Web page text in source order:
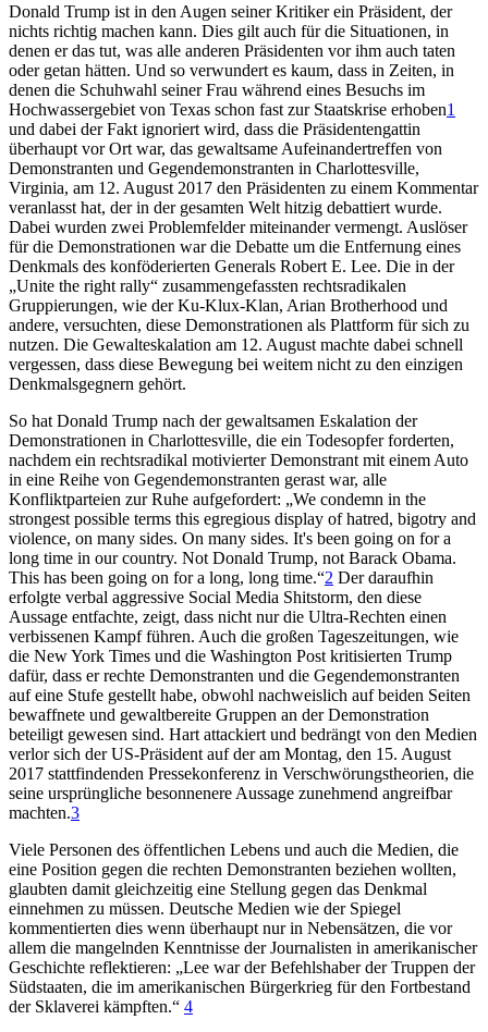
Donald Trump ist in den Augen seiner Kritiker ein Präsident, der
nichts richtig machen kann. Dies gilt auch für die Situationen, in
denen er das tut, was alle anderen Präsidenten vor ihm auch taten
oder getan hätten. Und so verwundert es kaum, dass in Zeiten, in
denen die Schuhwahl seiner Frau während eines Besuchs im
Hochwassergebiet von Texas schon fast zur Staatskrise erhoben1
und dabei der Fakt ignoriert wird, dass die Präsidentengattin
überhaupt vor Ort war, das gewaltsame Aufeinandertreffen von
Demonstranten und Gegendemonstranten in Charlottesville,
Virginia, am 12. August 2017 den Präsidenten zu einem Kommentar
veranlasst hat, der in der gesamten Welt hitzig debattiert wurde.
Dabei wurden zwei Problemfelder miteinander vermengt. Auslöser
für die Demonstrationen war die Debatte um die Entfernung eines
Denkmals des konföderierten Generals Robert E. Lee. Die in der
„Unite the right rally“ zusammengefassten rechtsradikalen
Gruppierungen, wie der Ku-Klux-Klan, Arian Brotherhood und
andere, versuchten, diese Demonstrationen als Plattform für sich zu
nutzen. Die Gewalteskalation am 12. August machte dabei schnell
vergessen, dass diese Bewegung bei weitem nicht zu den einzigen
Denkmalsgegnern gehört.
So hat Donald Trump nach der gewaltsamen Eskalation der
Demonstrationen in Charlottesville, die ein Todesopfer forderten,
nachdem ein rechtsradikal motivierter Demonstrant mit einem Auto
in eine Reihe von Gegendemonstranten gerast war, alle
Konfliktparteien zur Ruhe aufgefordert: „We condemn in the
strongest possible terms this egregious display of hatred, bigotry and
violence, on many sides. On many sides. It's been going on for a
long time in our country. Not Donald Trump, not Barack Obama.
This has been going on for a long, long time.“2 Der daraufhin
erfolgte verbal aggressive Social Media Shitstorm, den diese
Aussage entfachte, zeigt, dass nicht nur die Ultra-Rechten einen
verbissenen Kampf führen. Auch die großen Tageszeitungen, wie
die New York Times und die Washington Post kritisierten Trump
dafür, dass er rechte Demonstranten und die Gegendemonstranten
auf eine Stufe gestellt habe, obwohl nachweislich auf beiden Seiten
bewaffnete und gewaltbereite Gruppen an der Demonstration
beteiligt gewesen sind. Hart attackiert und bedrängt von den Medien
verlor sich der US-Präsident auf der am Montag, den 15. August
2017 stattfindenden Pressekonferenz in Verschwörungstheorien, die
seine ursprüngliche besonnenere Aussage zunehmend angreifbar
machten.3
Viele Personen des öffentlichen Lebens und auch die Medien, die
eine Position gegen die rechten Demonstranten beziehen wollten,
glaubten damit gleichzeitig eine Stellung gegen das Denkmal
einnehmen zu müssen. Deutsche Medien wie der Spiegel
kommentierten dies wenn überhaupt nur in Nebensätzen, die vor
allem die mangelnden Kenntnisse der Journalisten in amerikanischer
Geschichte reflektieren: „Lee war der Befehlshaber der Truppen der
Südstaaten, die im amerikanischen Bürgerkrieg für den Fortbestand
der Sklaverei kämpften.“ 4